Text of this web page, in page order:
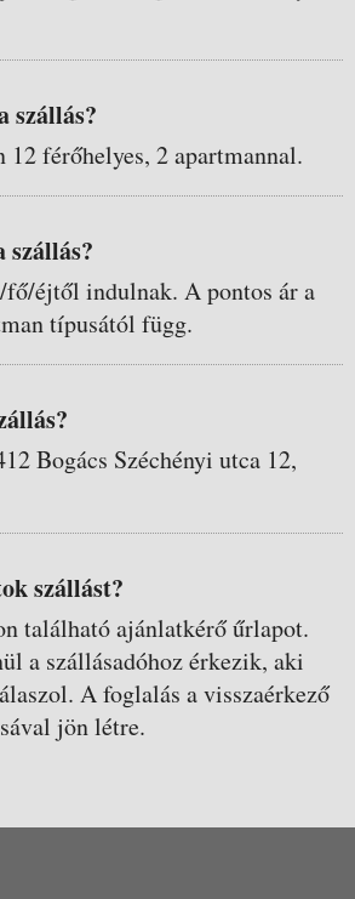
szállás?
12 férőhelyes, 2 apartmannal.
szállás?
éjtől indulnak. A pontos ár a
típusától függ.
Bogács Széchényi utca 12,
szállást?
található ajánlatkérő űrlapot.
a szállásadóhoz érkezik, aki
A foglalás a visszaérkező
jön létre.